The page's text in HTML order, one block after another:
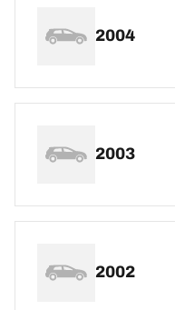
2004
2003
2002